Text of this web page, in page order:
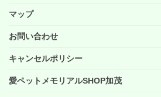
マップ
お問い合わせ
キャンセルポリシー
愛ペットメモリアルSHOP加茂